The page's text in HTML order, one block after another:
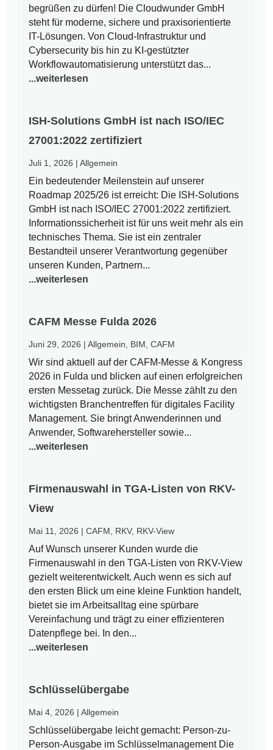
begrüßen zu dürfen! Die Cloudwunder GmbH
steht für moderne, sichere und praxisorientierte
IT-Lösungen. Von Cloud-Infrastruktur und
Cybersecurity bis hin zu KI-gestützter
Workflowautomatisierung unterstützt das...
...weiterlesen
ISH-Solutions GmbH ist nach ISO/IEC
27001:2022 zertifiziert
Juli 1, 2026 |Allgemein
Ein bedeutender Meilenstein auf unserer
Roadmap 2025/26 ist erreicht: Die ISH-Solutions
GmbH ist nach ISO/IEC 27001:2022 zertifiziert.
Informationssicherheit ist für uns weit mehr als ein
technisches Thema. Sie ist ein zentraler
Bestandteil unserer Verantwortung gegenüber
unseren Kunden, Partnern...
...weiterlesen
CAFM Messe Fulda 2026
Juni 29, 2026 |Allgemein BIM ,CAFM
Wir sind aktuell auf der CAFM-Messe & Kongress
2026 in Fulda und blicken auf einen erfolgreichen
ersten Messetag zurück. Die Messe zählt zu den
wichtigsten Branchentreffen für digitales Facility
Management. Sie bringt Anwenderinnen und
Anwender, Softwarehersteller sowie...
...weiterlesen
Firmenauswahl in TGA-Listen von RKV-
View
Mai 11, 2026 |CAFM RKV, RKV-View
Auf Wunsch unserer Kunden wurde die
Firmenauswahl in den TGA-Listen von RKV-View
gezielt weiterentwickelt. Auch wenn es sich auf
den ersten Blick um eine kleine Funktion handelt,
bietet sie im Arbeitsalltag eine spürbare
Vereinfachung und trägt zu einer effizienteren
Datenpflege bei. In den...
...weiterlesen
Schlüsselübergabe
Mai 4, 2026 |Allgemein
Schlüsselübergabe leicht gemacht: Person-zu-
Person-Ausgabe im Schlüsselmanagement Die